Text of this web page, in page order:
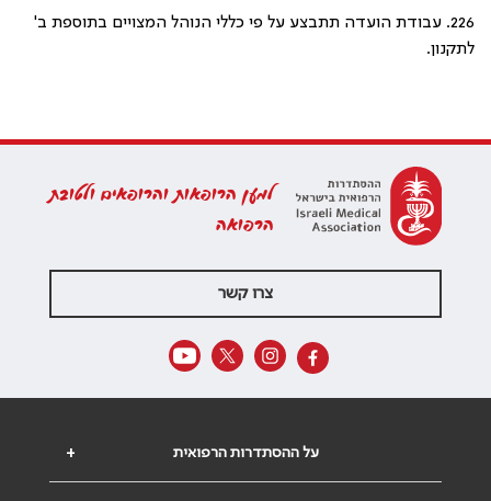
226. עבודת הועדה תתבצע על פי כללי הנוהל המצויים בתוספת ב'
לתקנון.
למען הרופאות והרופאים ולטובת
הרפואה
צרו קשר
+ על ההסתדרות הרפואית